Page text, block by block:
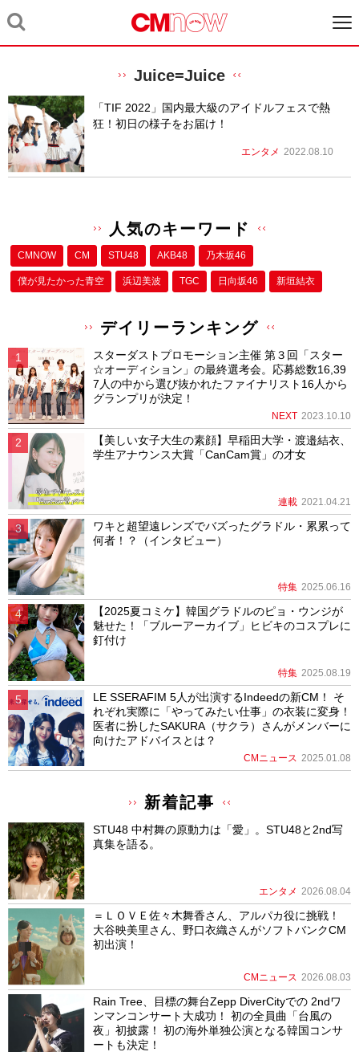
Juice=Juice
「TIF 2022」国内最大級のアイドルフェスで熱
狂！初日の様子をお届け！
エンタメ 2022.08.10
人気のキーワード
CMNOW CM STU48 AKB48 乃木坂46
僕が⾒たかった⻘空 浜辺美波 TGC 日向坂46 新垣結衣
デイリーランキング
スターダストプロモーション主催 第３回「スター
☆オーディション」の最終選考会。応募総数16,39
7人の中から選び抜かれたファイナリスト16人から
グランプリが決定！
NEXT 2023.10.10
【美しい女子大生の素顔】早稲田大学・渡邉結衣、
学生アナウンス大賞「CanCam賞」の才女
連載 2021.04.21
ワキと超望遠レンズでバズったグラドル・累累って
何者！？（インタビュー）
特集 2025.06.16
【2025夏コミケ】韓国グラドルのピョ・ウンジが
魅せた！「ブルーアーカイブ」ヒビキのコスプレに
釘付け
特集 2025.08.19
LE SSERAFIM 5人が出演するIndeedの新CM！ そ
れぞれ実際に「やってみたい仕事」の衣装に変身！
医者に扮したSAKURA（サクラ）さんがメンバーに
向けたアドバイスとは？
CMニュース 2025.01.08
新着記事
STU48 中村舞の原動力は「愛」。STU48と2nd写
真集を語る。
エンタメ 2026.08.04
＝ＬＯＶＥ佐々木舞香さん、アルパカ役に挑戦！
大谷映美里さん、野口衣織さんがソフトバンクCM
初出演！
CMニュース 2026.08.03
Rain Tree、目標の舞台Zepp DiverCityでの 2ndワ
ンマンコンサート大成功！ 初の全員曲「台風の
夜」初披露！ 初の海外単独公演となる韓国コンサ
ートも決定！